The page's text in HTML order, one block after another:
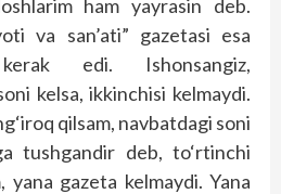
ham yayrasin deb.
va san’ati” gazetasi esa
edi. Ishonsangiz,
kelsa, ikkinchisi kelmaydi.
qilsam, navbatdagi soni
tushgandir deb, to‘rtinchi
yana gazeta kelmaydi. Yana